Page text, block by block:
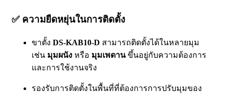
✅ ความยืดหยุ่นในการติดตั้ง
ขาตั้ง DS-KAB10-D สามารถติดตั้งได้ในหลายมุม
เช่น มุมผนัง หรือ มุมเพดานขึ้นอยู่กับความต้องการ
และการใช้งานจริง
รองรับการติดตั้งในพื้นที่ที่ต้องการการปรับมุมของ